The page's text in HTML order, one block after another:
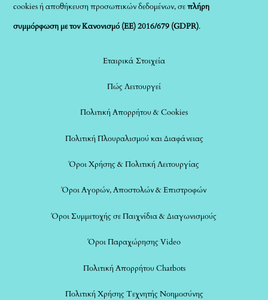
cookies ή αποθήκευση προσωπικών δεδομένων, σεπλήρη
συμμόρφωση με τον Κανονισμό (ΕΕ) 2016/679 (GDPR).
Εταιρικά Στοιχεία
Πώς Λειτουργεί
Πολιτική Απορρήτου & Cookies
Πολιτική Πλουραλισμού και Διαφάνειας
Όροι Χρήσης & Πολιτική Λειτουργίας
Όροι Αγορών, Αποστολών & Επιστροφών
Όροι Συμμετοχής σε Παιχνίδια & Διαγωνισμούς
Όροι Παραχώρησης Video
Πολιτική Απορρήτου Chatbots
Πολιτική Χρήσης Τεχνητής Νοημοσύνης